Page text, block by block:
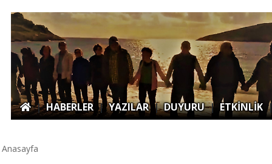
|HABERLER|YAZILAR|DUYURU| ETKİNLİK
Anasayfa